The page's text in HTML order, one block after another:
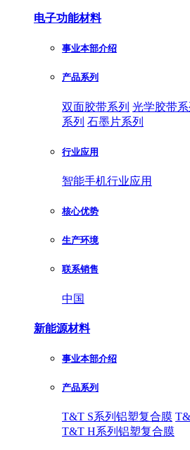
电子功能材料
事业本部介绍
产品系列
双面胶带系列 光学胶带系
系列 石墨片系列
行业应用
智能手机行业应用
核心优势
生产环境
联系销售
中国
新能源材料
事业本部介绍
产品系列
T&T S系列铝塑复合膜
T&T H系列铝塑复合膜